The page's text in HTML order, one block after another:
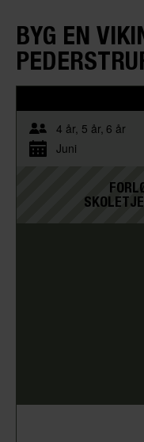
BYG EN
4 år 5 år 6 år
Juni